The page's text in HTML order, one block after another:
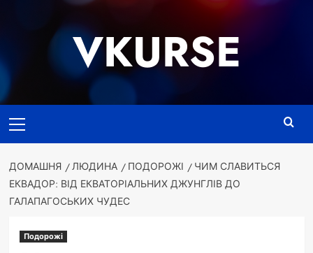
VKURSE
меню
ДОМАШНЯ ЛЮДИНА ПОДОРОЖІ
ЧИМ СЛАВИТЬСЯ
ЕКВАДОР: ВІД ЕКВАТОРІАЛЬНИХ ДЖУНГЛІВ ДО
ГАЛАПАГОСЬКИХ ЧУДЕС
Подорожі